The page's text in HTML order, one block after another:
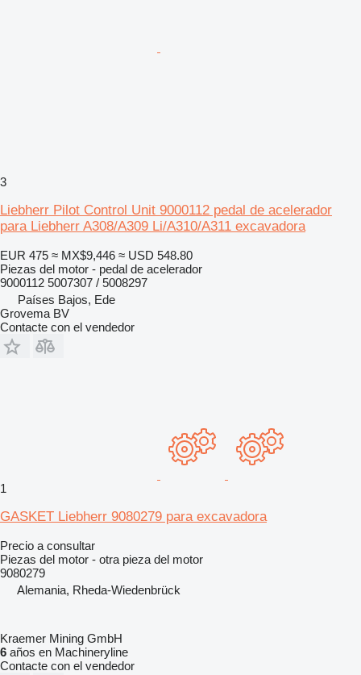
3
Liebherr Pilot Control Unit 9000112 pedal de acelerador
para Liebherr A308/A309 Li/A310/A311 excavadora
EUR 475 ≈ MX$9,446 ≈ USD 548.80
Piezas del motor - pedal de acelerador
9000112 5007307 / 5008297
Países Bajos, Ede
Grovema BV
Contacte con el vendedor
1
GASKET Liebherr 9080279 para excavadora
Precio a consultar
Piezas del motor - otra pieza del motor
9080279
Alemania, Rheda-Wiedenbrück
Kraemer Mining GmbH
6 años en Machineryline
Contacte con el vendedor